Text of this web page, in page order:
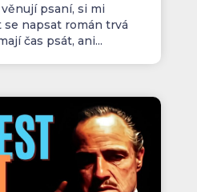
psaní, si mi
se napsat román trvá
čas psát, ani...